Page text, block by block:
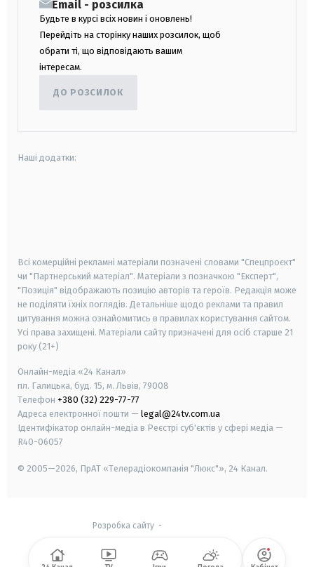
Email - розсилка
Будьте в курсі всіх новин і оновлень!
Перейдіть на сторінку наших розсилок, щоб
обрати ті, що відповідають вашим
інтересам.
ДО РОЗСИЛОК
Наші додатки:
Всі комерційні рекламні матеріали позначені словами "Спецпроєкт"
чи "Партнерський матеріал". Матеріали з позначкою "Експерт",
"Позиція" відображають позицію авторів та героїв. Редакція може
не поділяти їхніх поглядів. Детальніше щодо реклами та правил
цитування можна ознайомитись в правилах користування сайтом.
Усі права захищені. Матеріали сайту призначені для осіб старше 21
року (21+)
Онлайн-медіа «24 Канал»
пл. Галицька, буд. 15, м. Львів, 79008
Телефон +380 (32) 229-77-77
Адреса електронної пошти — legal@24tv.com.ua
Ідентифікатор онлайн-медіа в Реєстрі суб'єктів у сфері медіа —
R40-06057
© 2005—2026, ПрАТ «Телерадіокомпанія "Люкс"», 24 Канал.
Розробка сайту-